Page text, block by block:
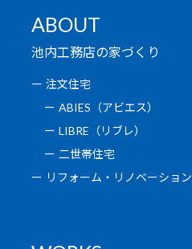
ABOUT
池内工務店の家づくり
注文住宅
ABIES（アビエス）
LIBRE（リブレ）
二世帯住宅
リフォーム・リノベーション